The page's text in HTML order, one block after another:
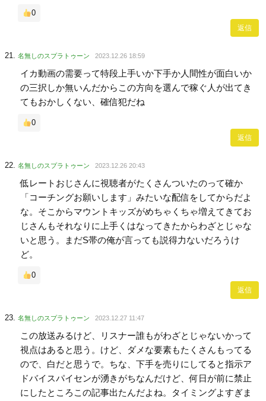
0
返信
名無しのスプラトゥーン 2023.12.26 18:59
イカ動画の需要って特段上手いか下手か人間性が面白いか
の三択しか無いんだからこの方向を選んで稼ぐ人が出てき
てもおかしくない、確信犯だね
0
返信
名無しのスプラトゥーン 2023.12.26 20:43
低レートおじさんに視聴者がたくさんついたのって確か
「コーチングお願いします」みたいな配信をしてからだよ
な。そこからマウントキッズがめちゃくちゃ増えてきてお
じさんもそれなりに上手くはなってきたからわざとじゃな
いと思う。まだS帯の俺が言っても説得力ないだろうけ
ど。
0
返信
名無しのスプラトゥーン 2023.12.27 11:47
この放送みるけど、リスナー誰もがわざとじゃないかって
視点はあると思う。けど、ダメな要素もたくさんもってる
ので、白だと思うで。ちな、下手を売りにしてると指示ア
ドバイスパイセンが湧きがちなんだけど、何日が前に禁止
にしたところこの記事出たんだよね。タイミングよすぎま